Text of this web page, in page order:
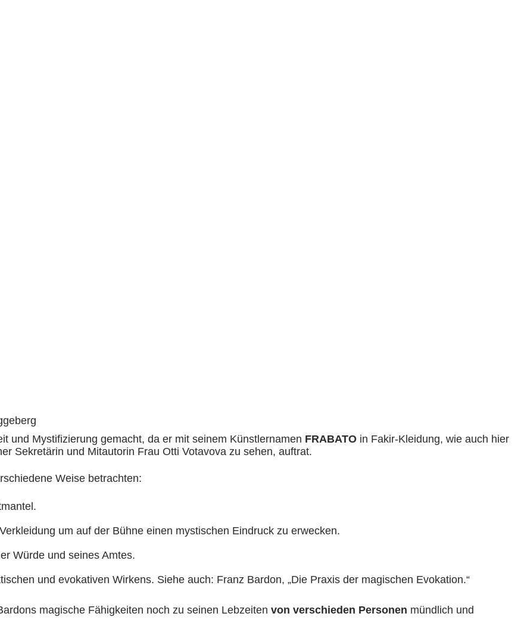
und Mystifizierung gemacht, da er mit seinem Künstlernamen FRABATO in Fakir-Kleidung, wie auch hier
Sekretärin und Mitautorin Frau Otti Votavova zu sehen, auftrat.
Weise betrachten:
um auf der Bühne einen mystischen Eindruck zu erwecken.
Würde und seines Amtes.
und evokativen Wirkens. Siehe auch: Franz Bardon, „Die Praxis der magischen Evokation.“
magische Fähigkeiten noch zu seinen Lebzeiten von verschieden Personen mündlich und